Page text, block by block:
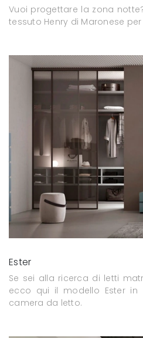
Vuoi progettare la zona
tessuto Henry di Maronese
Ester
Se sei alla ricerca di letti
ecco qui il modello Ester in
camera da letto.